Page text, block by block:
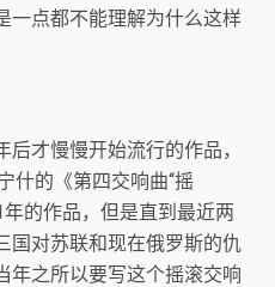
一点都不能理解为什么这样
才慢慢开始流行的作品，
什的《第四交响曲“摇
的作品，但是直到最近两
国对苏联和现在俄罗斯的仇
年之所以要写这个摇滚交响